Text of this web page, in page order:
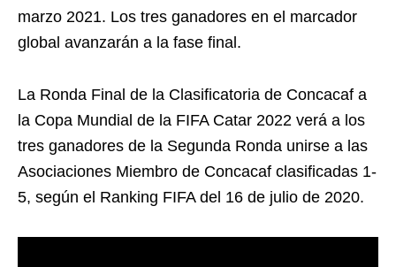
marzo 2021. Los tres ganadores en el marcador
global avanzarán a la fase final.
La Ronda Final de la Clasificatoria de Concacaf a
la Copa Mundial de la FIFA Catar 2022 verá a los
tres ganadores de la Segunda Ronda unirse a las
Asociaciones Miembro de Concacaf clasificadas 1-
5, según el Ranking FIFA del 16 de julio de 2020.